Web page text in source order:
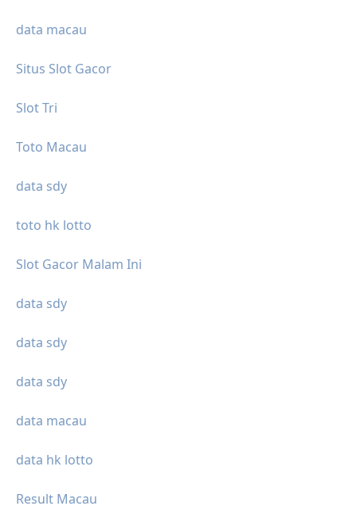
data macau
Situs Slot Gacor
Slot Tri
Toto Macau
data sdy
toto hk lotto
Slot Gacor Malam Ini
data sdy
data sdy
data sdy
data macau
data hk lotto
Result Macau